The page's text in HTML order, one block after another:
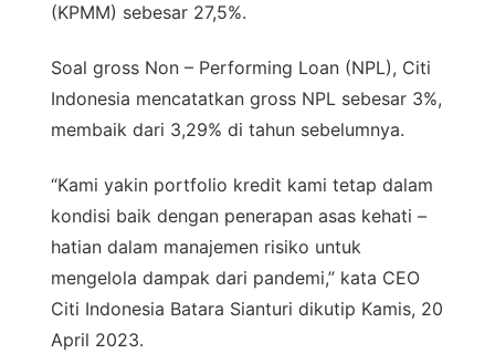
(KPMM) sebesar 27,5%.
Soal gross Non – Performing Loan (NPL), Citi
Indonesia mencatatkan gross NPL sebesar 3%,
membaik dari 3,29% di tahun sebelumnya.
“Kami yakin portfolio kredit kami tetap dalam
kondisi baik dengan penerapan asas kehati –
hatian dalam manajemen risiko untuk
mengelola dampak dari pandemi,” kata CEO
Citi Indonesia Batara Sianturi dikutip Kamis, 20
April 2023.